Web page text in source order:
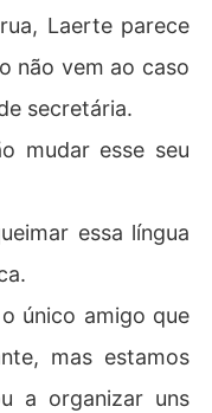
Laerte parece
não vem ao caso
secretária.
mudar esse seu
essa língua
único amigo que
mas estamos
a organizar uns